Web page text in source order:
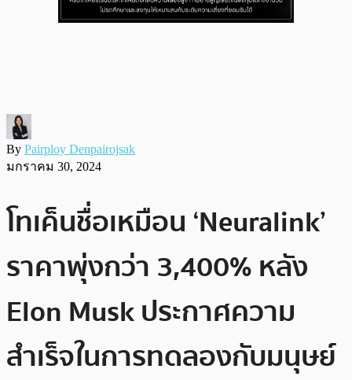
By Pairploy Denpairojsak
มกราคม 30, 2024
โทเค็นชื่อเหมือน ‘Neuralink’
ราคาพุ่งกว่า 3,400% หลัง
Elon Musk ประกาศความ
สำเร็จในการทดลองกับมนุษย์